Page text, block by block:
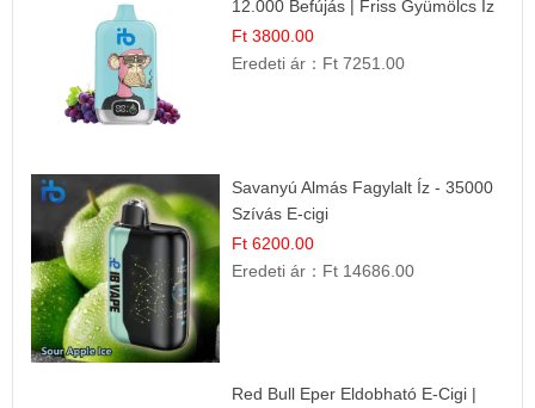
12.000 Befújás | Friss Gyümölcs Íz
Ft 3800.00
Eredeti ár： Ft 7251.00
Savanyú Almás Fagylalt Íz - 35000
Szívás E-cigi
Ft 6200.00
Eredeti ár： Ft 14686.00
Red Bull Eper Eldobható E-Cigi |